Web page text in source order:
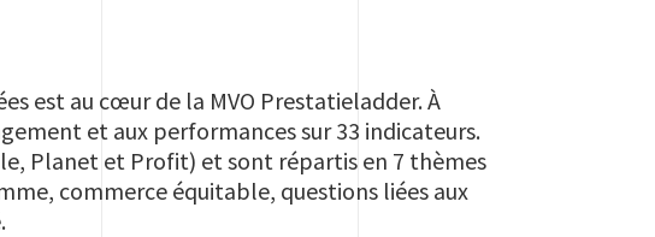
est au cœur de la MVO Prestatieladder. À
et aux performances sur 33 indicateurs.
Planet et Profit) et sont répartis en 7 thèmes
commerce équitable, questions liées aux